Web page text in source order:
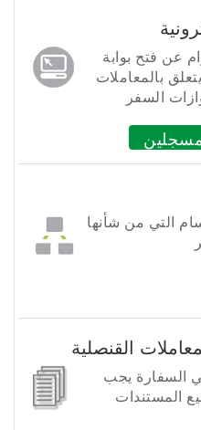
عن فتح بوابة
بالمعاملات
السفر
التي من شأنها
القنصلية
السفارة يجب
المستندات